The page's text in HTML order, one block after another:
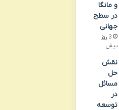
و مانگا
در سطح
جهانی
3 روز
پیش
نقش
حل
مسائل
در
توسعه